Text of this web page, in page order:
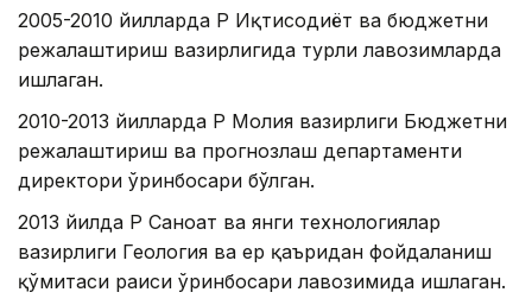
2005-2010 йилларда ҚР Иқтисодиёт ва бюджетни
режалаштириш вазирлигида турли лавозимларда
ишлаган.
2010-2013 йилларда ҚР Молия вазирлиги Бюджетни
режалаштириш ва прогнозлаш департаменти
директори ўринбосари бўлган.
2013 йилда ҚР Саноат ва янги технологиялар
вазирлиги Геология ва ер қаъридан фойдаланиш
қўмитаси раиси ўринбосари лавозимида ишлаган.